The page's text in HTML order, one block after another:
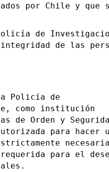
por Chile y que
de
de las
Policía de
como institución
de Orden y
para hacer
para el